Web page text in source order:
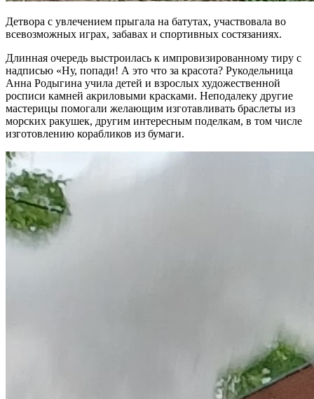
Детвора с увлечением прыгала на батутах, участвовала во
всевозможных играх, забавах и спортивных состязаниях.
Длинная очередь выстроилась к импровизированному тиру с
надписью «Ну, попади! А это что за красота? Рукодельница
Анна Родыгина учила детей и взрослых художественной
росписи камней акриловыми красками. Неподалеку другие
мастерицы помогали желающим изготавливать браслеты из
морских ракушек, другим интересным поделкам, в том числе
изготовлению корабликов из бумаги.